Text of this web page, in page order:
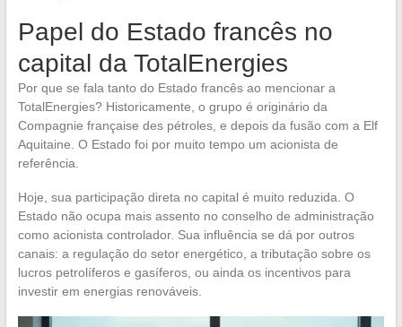
Papel do Estado francês no
capital da TotalEnergies
Por que se fala tanto do Estado francês ao mencionar a
TotalEnergies? Historicamente, o grupo é originário da
Compagnie française des pétroles, e depois da fusão com a Elf
Aquitaine. O Estado foi por muito tempo um acionista de
referência.
Hoje, sua participação direta no capital é muito reduzida. O
Estado não ocupa mais assento no conselho de administração
como acionista controlador. Sua influência se dá por outros
canais: a regulação do setor energético, a tributação sobre os
lucros petrolíferos e gasíferos, ou ainda os incentivos para
investir em energias renováveis.